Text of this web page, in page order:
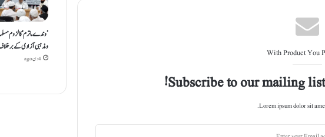
With Product You
Subscribe to our mailing
Lorem ipsum dolor sit
’وندے ماترم‘ کا لزوم
ومذہبی آزادی کے
4 دن ago